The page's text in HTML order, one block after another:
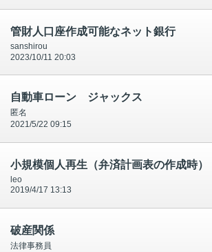
管財人口座作成可能なネット銀行
sanshirou
2023/10/11 20:03
自動車ローン ジャックス
匿名
2021/5/22 09:15
小規模個人再生（弁済計画表の作成時）
leo
2019/4/17 13:13
破産関係
法律事務員